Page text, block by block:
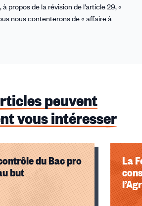
propos de la révision de l’article 29, «
nous contenterons de « affaire à
peuvent
vous intéresser
du Bac pro
but
La